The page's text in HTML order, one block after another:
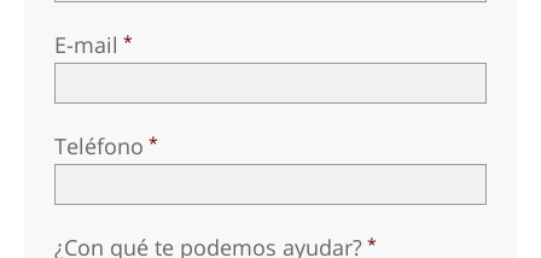
E-mail
Teléfono
¿Con qué te podemos ayudar?